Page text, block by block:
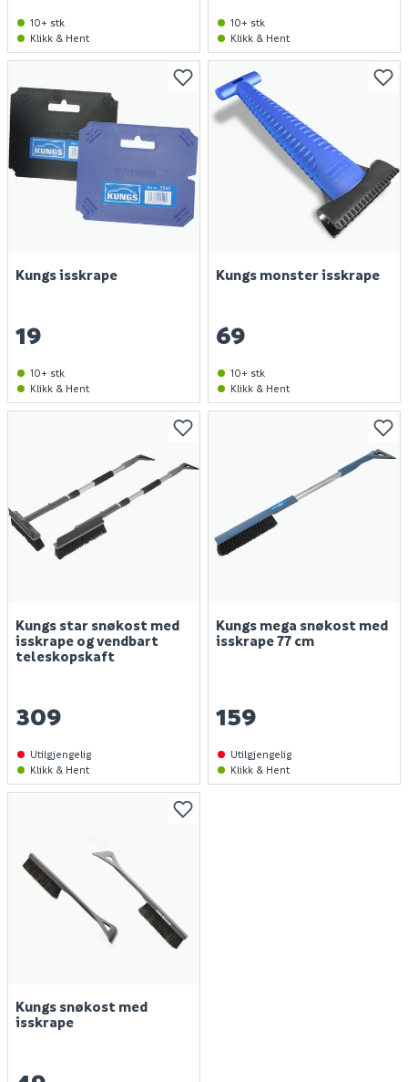
10+ stk
Klikk & Hent
10+ stk
Klikk & Hent
Kungs isskrape
19
10+ stk
Klikk & Hent
Kungs monster isskrape
69
10+ stk
Klikk & Hent
Kungs star snøkost med
isskrape og vendbart
teleskopskaft
309
Utilgjengelig
Klikk & Hent
Kungs mega snøkost med
isskrape 77 cm
159
Utilgjengelig
Klikk & Hent
Kungs snøkost med
isskrape
Finn varehus